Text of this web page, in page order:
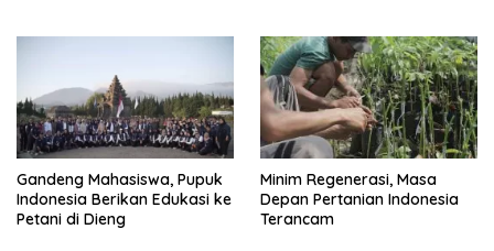
Gandeng Mahasiswa, Pupuk
Indonesia Berikan Edukasi ke
Petani di Dieng
Minim Regenerasi, Masa
Depan Pertanian Indonesia
Terancam